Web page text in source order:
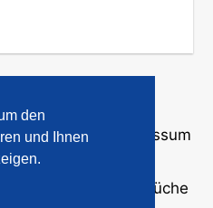
den
und Ihnen
Anfang
Impressum
· Bilder und Sprüche